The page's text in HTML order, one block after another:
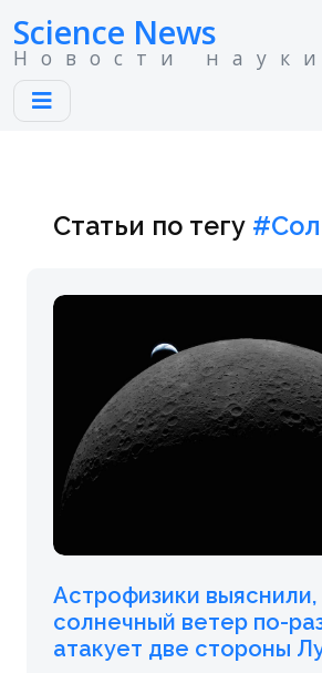
Science News
Новости
Статьи по тегу
Астрофизики
солнечный ветер по-
атакует две стороны